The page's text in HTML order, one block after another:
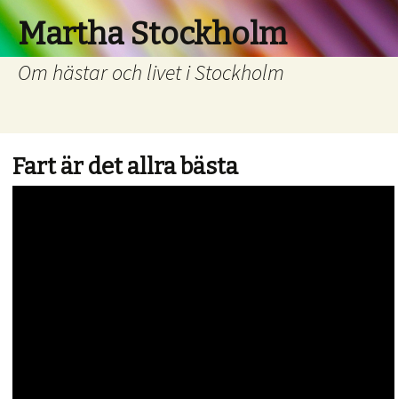
Martha Stockholm
Om hästar och livet i Stockholm
Fart är det allra bästa